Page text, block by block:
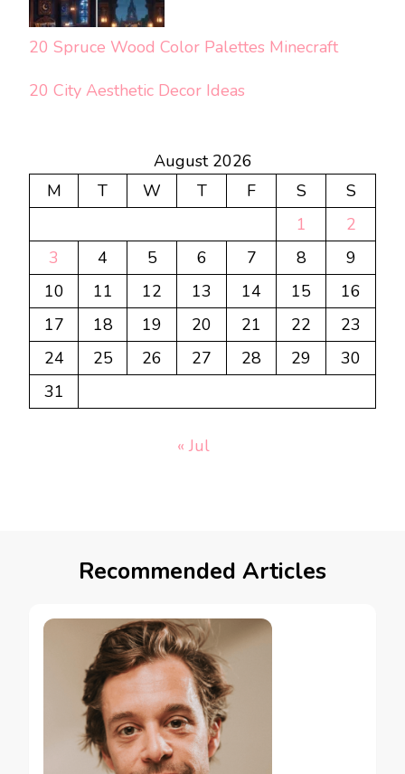
20 Spruce Wood Color Palettes Minecraft
20 City Aesthetic Decor Ideas
August 2026
M
T W T F S
S
1
2
3
4 5 6 7 8
9
10
11 12 13 14 15
16
17
18 19 20 21 22
23
24
25 26 27 28 29
30
31
« Jul
Recommended Articles